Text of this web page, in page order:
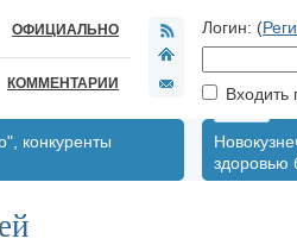
ОФИЦИАЛЬНО
КОММЕНТАРИИ
Логин: (
конкуренты
здоровью